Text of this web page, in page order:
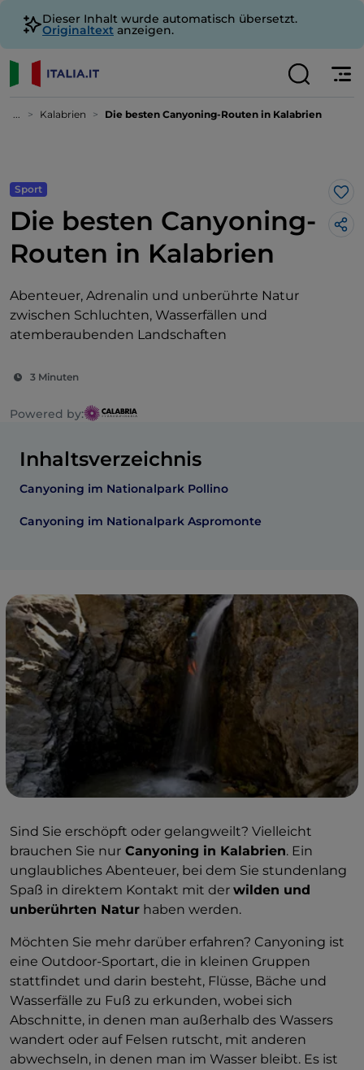
Dieser Inhalt wurde automatisch übersetzt.
Originaltext anzeigen.
... Kalabrien Die besten Canyoning-Routen in Kalabrien
Sport
Die besten Canyoning-
Routen in Kalabrien
Abenteuer, Adrenalin und unberührte Natur
zwischen Schluchten, Wasserfällen und
atemberaubenden Landschaften
3 Minuten
Powered by:
Inhaltsverzeichnis
Canyoning im Nationalpark Pollino
Canyoning im Nationalpark Aspromonte
Sind Sie erschöpft oder gelangweilt? Vielleicht
brauchen Sie nur Canyoning in Kalabrien. Ein
unglaubliches Abenteuer, bei dem Sie stundenlang
Spaß in direktem Kontakt mit der wilden und
unberührten Natur haben werden.
Möchten Sie mehr darüber erfahren? Canyoning ist
eine Outdoor-Sportart, die in kleinen Gruppen
stattfindet und darin besteht, Flüsse, Bäche und
Wasserfälle zu Fuß zu erkunden, wobei sich
Abschnitte, in denen man außerhalb des Wassers
wandert oder auf Felsen rutscht, mit anderen
abwechseln, in denen man im Wasser bleibt. Es ist